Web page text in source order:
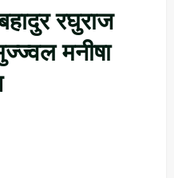
रघुराज
मनीषा